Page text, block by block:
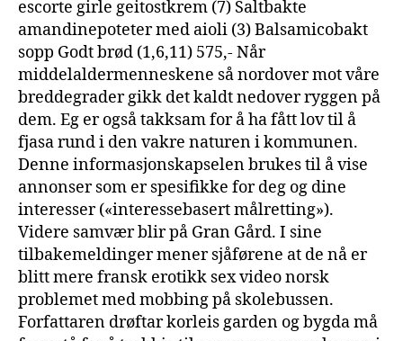
escorte girle geitostkrem (7) Saltbakte
amandinepoteter med aioli (3) Balsamicobakt
sopp Godt brød (1,6,11) 575,- Når
middelaldermenneskene så nordover mot våre
breddegrader gikk det kaldt nedover ryggen på
dem. Eg er også takksam for å ha fått lov til å
fjasa rund i den vakre naturen i kommunen.
Denne informasjonskapselen brukes til å vise
annonser som er spesifikke for deg og dine
interesser («interessebasert målretting»).
Videre samvær blir på Gran Gård. I sine
tilbakemeldinger mener sjåførene at de nå er
blitt mere fransk erotikk sex video norsk
problemet med mobbing på skolebussen.
Forfattaren drøftar korleis garden og bygda må